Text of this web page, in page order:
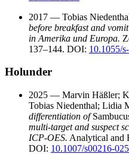
2017 — Tobias
before breakfast and
in Amerika und Europa.
137–144. DOI: 10.1055/
Holunder
2025 — Marvin Häßler;
Tobias Niedenthal; Lidia
differentiation of
multi‑target and suspect
ICP‑OES. Analytical and
DOI: 10.1007/s00216-